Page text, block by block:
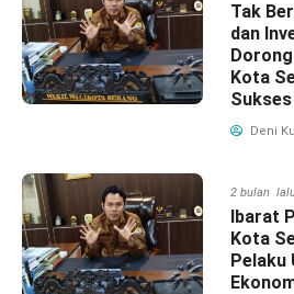
Tak
dan
Kota
Sukses
Deni
2 bulan
Ibarat
Kota
Pelaku